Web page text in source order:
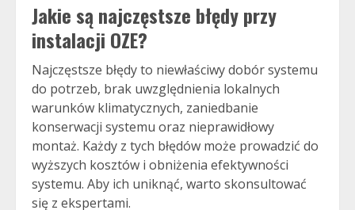
Jakie są najczęstsze błędy przy
instalacji OZE?
Najczęstsze błędy to niewłaściwy dobór systemu
do potrzeb, brak uwzględnienia lokalnych
warunków klimatycznych, zaniedbanie
konserwacji systemu oraz nieprawidłowy
montaż. Każdy z tych błędów może prowadzić do
wyższych kosztów i obniżenia efektywności
systemu. Aby ich uniknąć, warto skonsultować
się z ekspertami.